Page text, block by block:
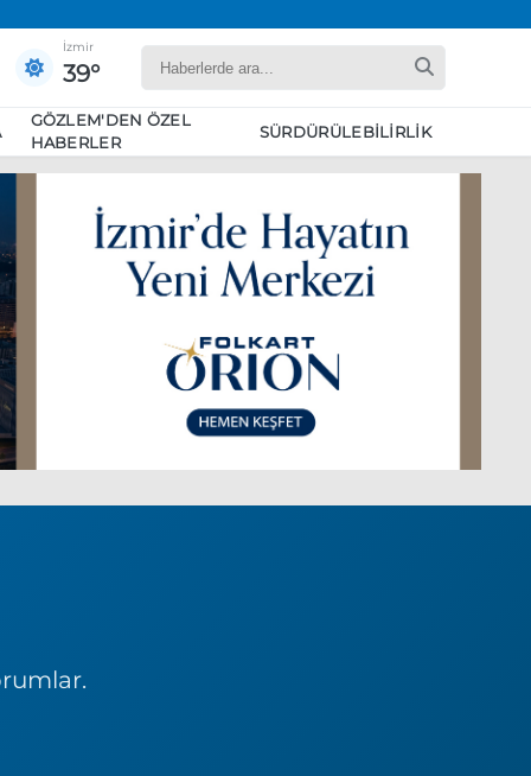
İzmir
39°
GÖZLEM'DEN ÖZEL
HABERLER
SÜRDÜRÜLEBILIRLIK
edecek